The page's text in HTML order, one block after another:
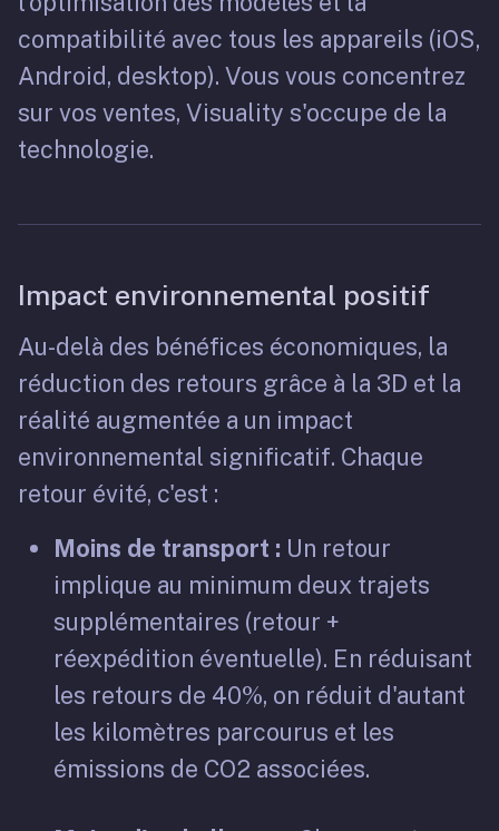
compatibilité avec tous les appareils (iOS,
Android, desktop). Vous vous concentrez
sur vos ventes, Visuality s'occupe de la
technologie.
Impact environnemental positif
Au-delà des bénéfices économiques, la
réduction des retours grâce à la 3D et la
réalité augmentée a un impact
environnemental significatif. Chaque
retour évité, c'est :
Moins de transport : Un retour
implique au minimum deux trajets
supplémentaires (retour +
réexpédition éventuelle). En réduisant
les retours de 40%, on réduit d'autant
les kilomètres parcourus et les
émissions de CO2 associées.